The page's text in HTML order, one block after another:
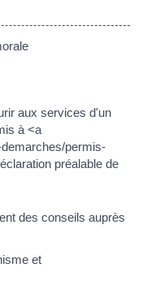
aux services d'un
à <a
permis-
préalable de
des conseils auprès
et